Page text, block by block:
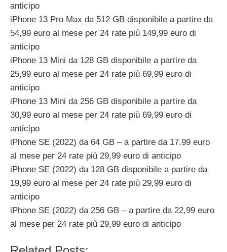
anticipo
iPhone 13 Pro Max da 512 GB disponibile a partire da
54,99 euro al mese per 24 rate più 149,99 euro di
anticipo
iPhone 13 Mini da 128 GB disponibile a partire da
25,99 euro al mese per 24 rate più 69,99 euro di
anticipo
iPhone 13 Mini da 256 GB disponibile a partire da
30,99 euro al mese per 24 rate più 69,99 euro di
anticipo
iPhone SE (2022) da 64 GB – a partire da 17,99 euro
al mese per 24 rate più 29,99 euro di anticipo
iPhone SE (2022) da 128 GB disponibile a partire da
19,99 euro al mese per 24 rate più 29,99 euro di
anticipo
iPhone SE (2022) da 256 GB – a partire da 22,99 euro
al mese per 24 rate più 29,99 euro di anticipo